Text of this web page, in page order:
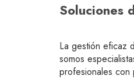
Soluciones
La gestión eficaz
somos
profesionales